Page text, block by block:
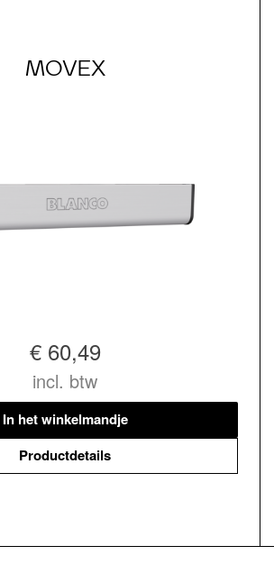
MOVEX
€ 60,49
incl. btw
In het winkelmandje
Productdetails